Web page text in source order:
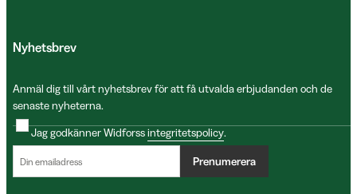
Nyhetsbrev
Anmäl dig till vårt nyhetsbrev för att få utvalda erbjudanden och de
senaste nyheterna.
Jag godkänner Widforssintegritetspolicy.
Prenumerera